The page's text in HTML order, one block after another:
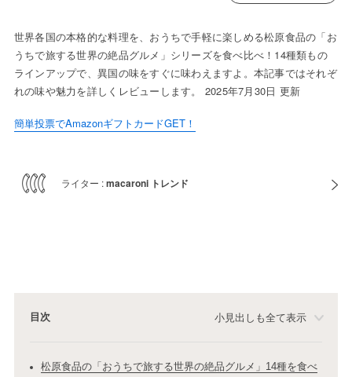
世界各国の本格的な料理を、おうちで手軽に楽しめる松原食品の「お
うちで旅する世界の絶品グルメ」シリーズを食べ比べ！14種類もの
ラインアップで、異国の味をすぐに味わえますよ。本記事ではそれぞ
れの味や魅力を詳しくレビューします。 2025年7月30日 更新
簡単投票でAmazonギフトカードGET！
ライター :macaroni トレンド
目次 小見出しも全て表示
松原食品の「おうちで旅する世界の絶品グルメ」14種を食べ